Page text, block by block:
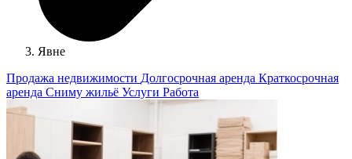
Явне
Продажа недвижимости Долгосрочная аренда Краткосрочная
аренда Сниму жильё Услуги Работа